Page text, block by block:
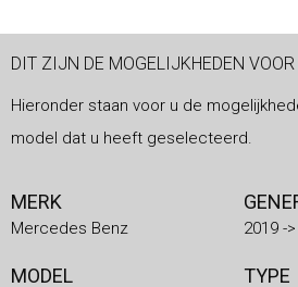
DIT ZIJN DE MOGELIJKHEDEN VOOR
Hieronder staan voor u de
model dat u heeft geselecteerd.
MERK
Mercedes Benz 2019 ->
MODEL TYPE